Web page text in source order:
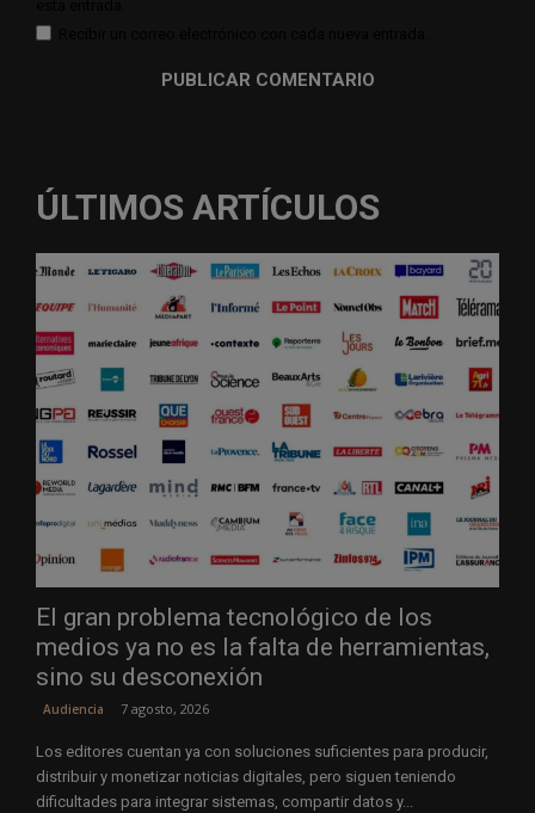
ÚLTIMOS ARTÍCULOS
El gran problema tecnológico de los
medios ya no es la falta de herramientas,
sino su desconexión
Audiencia 7 agosto, 2026
Los editores cuentan ya con soluciones suficientes para producir,
distribuir y monetizar noticias digitales, pero siguen teniendo
dificultades para integrar sistemas, compartir datos y...